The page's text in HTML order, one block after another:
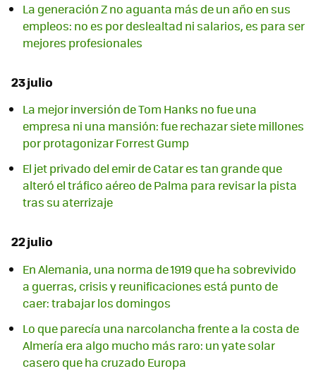
La generación Z no aguanta más de un año en sus
empleos: no es por deslealtad ni salarios, es para ser
mejores profesionales
23 julio
La mejor inversión de Tom Hanks no fue una
empresa ni una mansión: fue rechazar siete millones
por protagonizar Forrest Gump
El jet privado del emir de Catar es tan grande que
alteró el tráfico aéreo de Palma para revisar la pista
tras su aterrizaje
22 julio
En Alemania, una norma de 1919 que ha sobrevivido
a guerras, crisis y reunificaciones está punto de
caer: trabajar los domingos
Lo que parecía una narcolancha frente a la costa de
Almería era algo mucho más raro: un yate solar
casero que ha cruzado Europa